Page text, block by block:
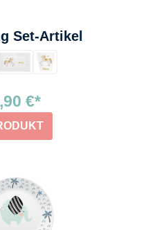
Set-Artikel
€*